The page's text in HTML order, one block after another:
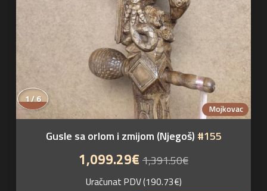
Mojkovac
1 / 6
Gusle sa orlom i zmijom (Njegoš) #155
1,099.29€ 1,391.50€
Uračunat PDV (190.73€)